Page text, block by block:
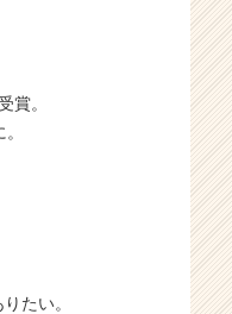
賞。
たい。